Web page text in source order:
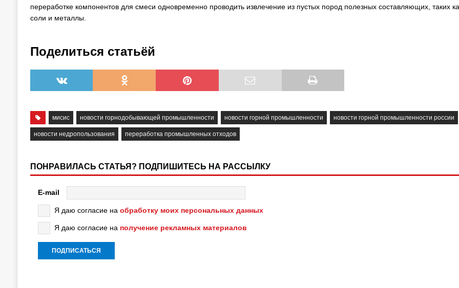
переработке компонентов для смеси одновременно проводить извлечение из пустых пород полезных составляющих, таких
соли и металлы.
Поделиться статьёй
мисис новости горнодобывающей промышленности новости горной промышленности новости горной промышленности россии
новости недропользования переработка промышленных отходов
ПОНРАВИЛАСЬ СТАТЬЯ? ПОДПИШИТЕСЬ НА РАССЫЛКУ
E-mail
Я даю согласие на обработку моих персональных данных
Я даю согласие на получение рекламных материалов